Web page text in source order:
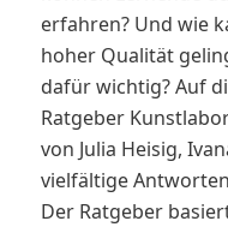
erfahren? Und wie
hoher Qualität
dafür wichtig? Auf
Ratgeber
von Julia Heisig,
vielfältige
Der Ratgeber